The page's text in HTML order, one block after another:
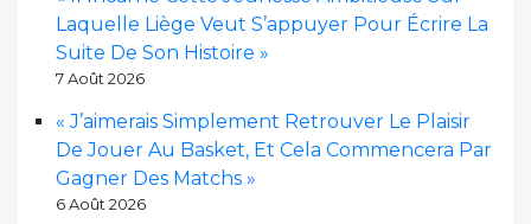
Laquelle Liège Veut S’appuyer Pour Écrire La
Suite De Son Histoire »
7 Août 2026
« J’aimerais Simplement Retrouver Le Plaisir
De Jouer Au Basket, Et Cela Commencera Par
Gagner Des Matchs »
6 Août 2026